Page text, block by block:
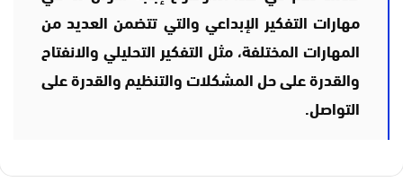
مهارات التفكير الإبداعي والتي تتضمن العديد من
المهارات المختلفة، مثل التفكير التحليلي والانفتاح
والقدرة على حل المشكلات والتنظيم والقدرة على
التواصل.